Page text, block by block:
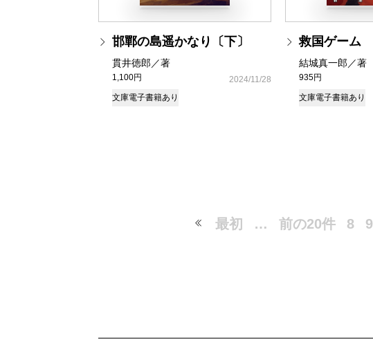
邯鄲の島遥かなり〔下〕
貫井徳郎／著
1,100円
2024/11/28
文庫電子書籍あり
救国ゲーム
結城真一郎／著
935円
文庫電子書籍あり
最初 … 前の20件 8 9